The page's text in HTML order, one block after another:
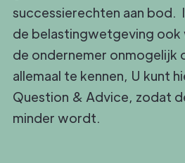
successierechten aan bod.
de belastingwetgeving ook
de ondernemer onmogelijk
allemaal te kennen, U kunt
Question & Advice, zodat
minder wordt.